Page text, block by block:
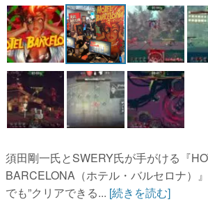
須田剛一氏とSWERY氏が手がける『
BARCELONA（ホテル・バルセロナ）
でも”クリアできる... [続きを読む]